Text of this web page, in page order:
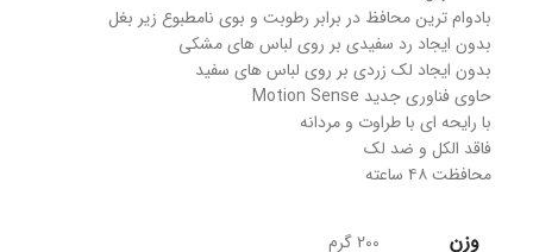
بادوام ترین محافظ در برابر رطوبت و بوی نامطبوع زیر بغل
بدون ایجاد رد سفیدی بر روی لباس های مشکی
بدون ایجاد لک زردی بر روی لباس های سفید
حاوی فناوری جدید Motion Sense
با رایحه ای با طراوت و مردانه
فاقد الکل و ضد لک
محافظت ۴۸ ساعته
وزن 200 گرم